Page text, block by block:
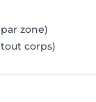
zone)
corps)